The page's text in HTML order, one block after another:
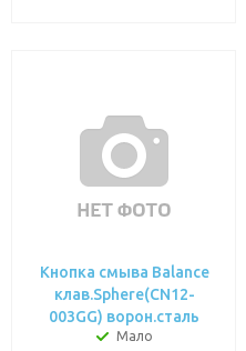
Кнопка смыва Balance
клав.Sphere(CN12-
003GG) ворон.сталь
Мало